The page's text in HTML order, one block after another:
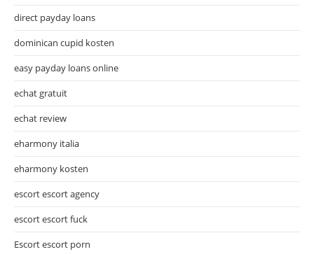
direct payday loans
dominican cupid kosten
easy payday loans online
echat gratuit
echat review
eharmony italia
eharmony kosten
escort escort agency
escort escort fuck
Escort escort porn